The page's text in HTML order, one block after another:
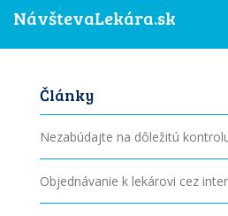
NávštevaLekára.sk
Články
Nezabúdajte na dôležitú
Objednávanie k lekárovi cez